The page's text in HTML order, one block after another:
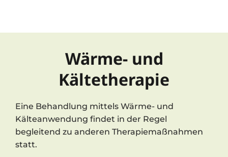
Wärme- und
Kältetherapie
Eine Behandlung mittels Wärme- und
Kälteanwendung findet in der Regel
begleitend zu anderen Therapiemaßnahmen
statt.